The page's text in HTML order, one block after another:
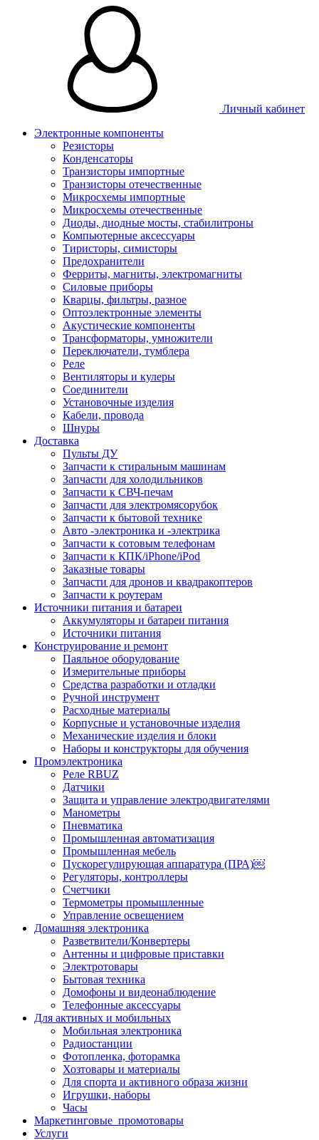
Личный кабинет
Электронные компоненты
Резисторы
Конденсаторы
Транзисторы импортные
Транзисторы отечественные
Микросхемы импортные
Микросхемы отечественные
Диоды, диодные мосты, стабилитроны
Компьютерные аксессуары
Тиристоры, симисторы
Предохранители
Ферриты, магниты, электромагниты
Силовые приборы
Кварцы, фильтры, разное
Оптоэлектронные элементы
Акустические компоненты
Трансформаторы, умножители
Переключатели, тумблера
Реле
Вентиляторы и кулеры
Соединители
Установочные изделия
Кабели, провода
Шнуры
Доставка
Пульты ДУ
Запчасти к стиральным машинам
Запчасти для холодильников
Запчасти к СВЧ-печам
Запчасти для электромясорубок
Запчасти к бытовой технике
Авто -электроника и -электрика
Запчасти к сотовым телефонам
Запчасти к КПК/iPhone/iPod
Заказные товары
Запчасти для дронов и квадракоптеров
Запчасти к роутерам
Источники питания и батареи
Аккумуляторы и батареи питания
Источники питания
Конструирование и ремонт
Паяльное оборудование
Измерительные приборы
Средства разработки и отладки
Ручной инструмент
Расходные материалы
Корпусные и установочные изделия
Механические изделия и блоки
Наборы и конструкторы для обучения
Промэлектроника
Реле RBUZ
Датчики
Защита и управление электродвигателями
Манометры
Пневматика
Промышленная автоматизация
Промышленная мебель
Пускорегулирующая аппаратура (ПРА)￼
Регуляторы, контроллеры
Счетчики
Термометры промышленные
Управление освещением
Домашняя электроника
Разветвители/Конвертеры
Антенны и цифровые приставки
Электротовары
Бытовая техника
Домофоны и видеонаблюдение
Телефонные аксессуары
Для активных и мобильных
Мобильная электроника
Радиостанции
Фотопленка, фоторамка
Хозтовары и материалы
Для спорта и активного образа жизни
Игрушки, наборы
Часы
Маркетинговые_промотовары
Услуги